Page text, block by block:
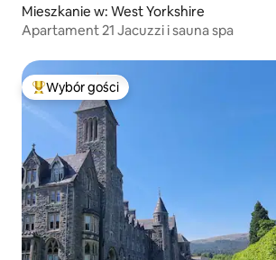
Mieszkanie w: West Yorkshire
Apartament 21 Jacuzzi i sauna spa
Najpopularniejsze z kategorii Wybór gości
Wybór gości